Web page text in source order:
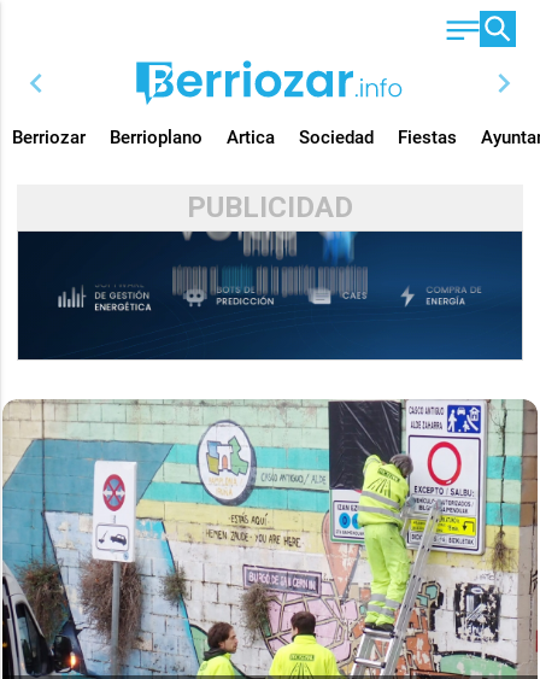
chevron_left chevron_right
Berriozar Berrioplano Artica Sociedad Fiestas
PUBLICIDAD